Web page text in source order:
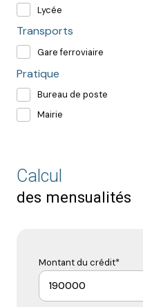
Lycée
Transports
Gare ferroviaire
Pratique
Bureau de poste
Mairie
Calcul
des mensualités
Montant du crédit*